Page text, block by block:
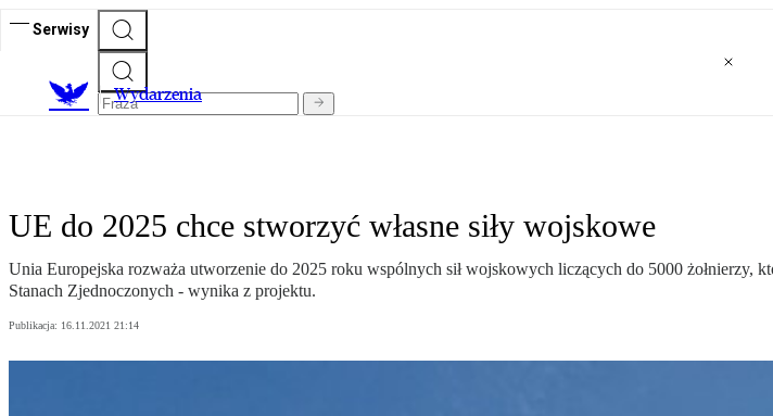
Serwisy
Wydarzenia
UE do 2025 chce stworzyć własne siły wojskowe
Unia Europejska rozważa utworzenie do 2025 roku wspólnych sił wojskowych liczących do 5000
Stanach Zjednoczonych - wynika z projektu.
Publikacja: 16.11.2021 21:14